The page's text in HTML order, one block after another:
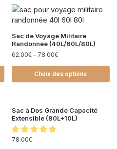
Sac de Voyage Militaire
Randonnée (40L/60L/80L)
62.00€– 78.00€
Choix des options
Sac à Dos Grande Capacité
Extensible (80L+10L)
78.00€